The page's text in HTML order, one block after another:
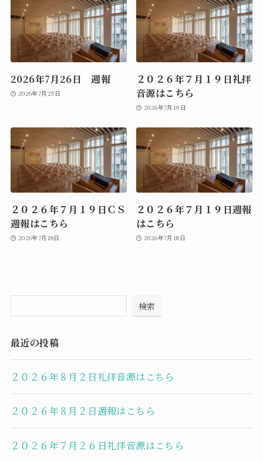
2026年7月26日 週報
2026年7月25日
２０２６年７月１９日礼拝
音源はこちら
2026年7月19日
２０２６年７月１９日ＣＳ
週報はこちら
2026年7月18日
２０２６年７月１９日週報
はこちら
2026年7月18日
検索
最近の投稿
２０２６年８月２日礼拝音源はこちら
２０２６年８月２日週報はこちら
２０２６年７月２６日礼拝音源はこちら